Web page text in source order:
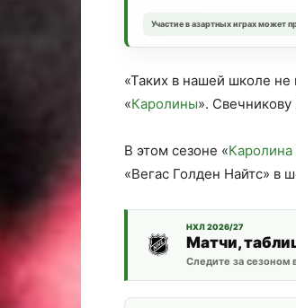
Участие в азартных играх может
«Таких в нашей школе
«Каролины».
В этом сезоне «
«Вегас Голден Найтс» в
НХЛ 2026/27
Матчи,
Следите за сезоном